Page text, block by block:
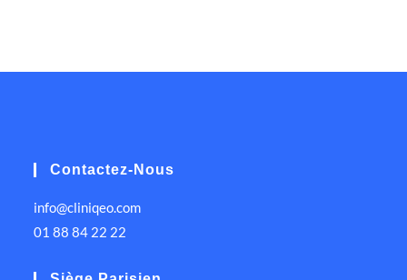
Contactez-Nous
info@cliniqeo.com
01 88 84 22 22